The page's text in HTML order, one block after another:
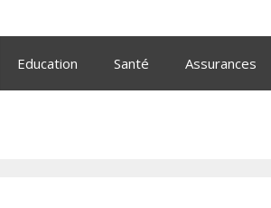
Education Santé Assurances